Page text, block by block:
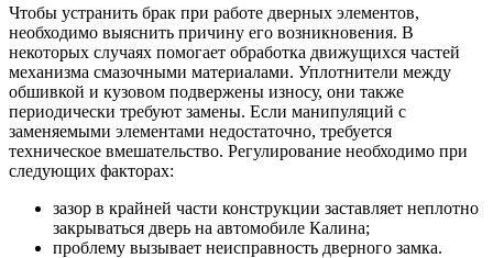
Чтобы устранить брак при работе дверных элементов,
необходимо выяснить причину его возникновения. В
некоторых случаях помогает обработка движущихся частей
механизма смазочными материалами. Уплотнители между
обшивкой и кузовом подвержены износу, они также
периодически требуют замены. Если манипуляций с
заменяемыми элементами недостаточно, требуется
техническое вмешательство. Регулирование необходимо при
следующих факторах:
зазор в крайней части конструкции заставляет неплотно
закрываться дверь на автомобиле Калина;
проблему вызывает неисправность дверного замка.